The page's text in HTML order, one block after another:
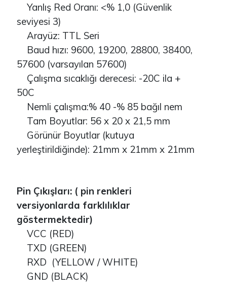
Yanlış Red Oranı: <% 1,0 (Güvenlik
seviyesi 3)
Arayüz: TTL Seri
Baud hızı: 9600, 19200, 28800, 38400,
57600 (varsayılan 57600)
Çalışma sıcaklığı derecesi: -20C ila +
50C
Nemli çalışma:% 40 -% 85 bağıl nem
Tam Boyutlar: 56 x 20 x 21,5 mm
Görünür Boyutlar (kutuya
yerleştirildiğinde): 21mm x 21mm x 21mm
Pin Çıkışları: ( pin renkleri
versiyonlarda farklılıklar
göstermektedir)
VCC (RED)
TXD (GREEN)
RXD (YELLOW / WHITE)
GND (BLACK)